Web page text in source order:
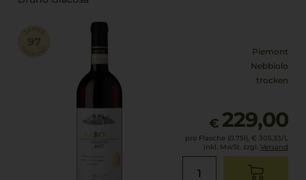
Piemont
Nebbiolo
trocken
€ 229,00
pro Flasche (0.75l), € 305,33/L
inkl. MwSt. zzgl. Versand